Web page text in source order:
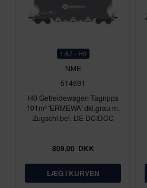
1:87 - H0
NME
514691
H0 Getreidewagen Tagnpps
101m³ 'ERMEWA' dkl.grau m.
Zugschl.bel. DE DC/DCC
809,00 DKK